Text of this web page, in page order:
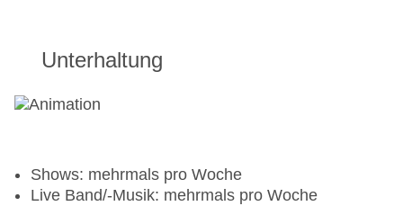
Unterhaltung
Shows: mehrmals pro Woche
Live Band/-Musik: mehrmals pro Woche